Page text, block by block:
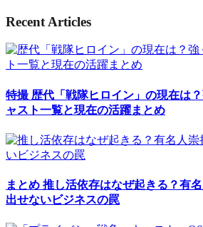
Recent Articles
特撮 歴代「戦隊ヒロイン」の現在は
ャスト一覧と現在の活躍まとめ
まとめ 推し活依存はなぜ起きる？有
出せないビジネスの罠